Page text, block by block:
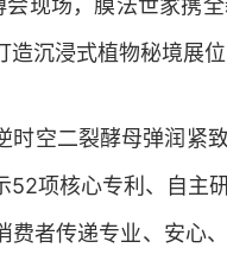
现场，膜法世家携
造沉浸式植物秘境展
时空二裂酵母弹润紧
52项核心专利、自主
费者传递专业、安心